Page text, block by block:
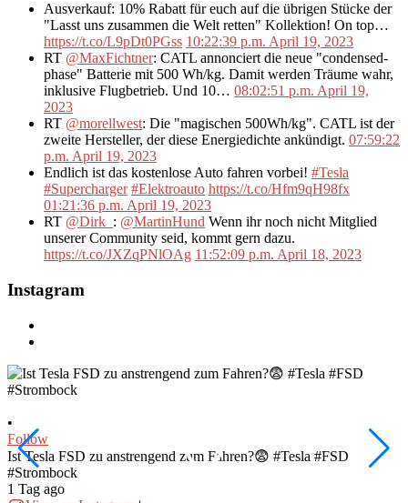
Ausverkauf: 10% Rabatt für euch auf die übrigen Stücke der
"Lasst uns zusammen die Welt retten" Kollektion! On top…
https://t.co/L9pDt0PGss 10:22:39 p.m. April 19, 2023
RT @MaxFichtner: CATL annonciert die neue "condensed-
phase" Batterie mit 500 Wh/kg. Damit werden Träume wahr,
inklusive Flugbetrieb. Und 10… 08:02:51 p.m. April 19,
2023
RT @morellwest: Die "magischen 500Wh/kg". CATL ist der
zweite Hersteller, der diese Energiedichte ankündigt. 07:59:22
p.m. April 19, 2023
Endlich ist das kostenlose Auto fahren vorbei! #Tesla
#Supercharger #Elektroauto https://t.co/Hfm9qH98fx
01:21:36 p.m. April 19, 2023
RT @Dirk_ : @MartinHund Wenn ihr noch nicht Mitglied
unserer Community seid, kommt gern dazu.
https://t.co/JXZqPNlOAg 11:52:09 p.m. April 18, 2023
Instagram
•
Follow
Ist Tesla FSD zu anstrengend zum Fahren?😨 #Tesla #FSD
#Strombock
1 Tag ago